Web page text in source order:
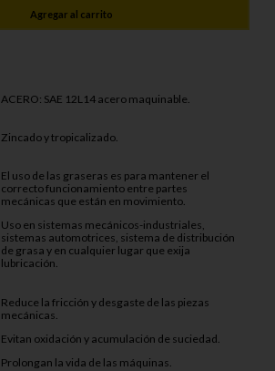
Agregar al carrito
ACERO: SAE 12L14 acero maquinable.
Zincado y tropicalizado.
El uso de las graseras es para mantener el
correcto funcionamiento entre partes
mecánicas que están en movimiento.
Uso en sistemas mecánicos-industriales,
sistemas automotrices, sistema de distribución
de grasa y en cualquier lugar que exija
lubricación.
Reduce la fricción y desgaste de las piezas
mecánicas.
Evitan oxidación y acumulación de suciedad.
Prolongan la vida de las máquinas.